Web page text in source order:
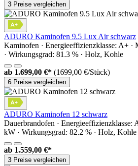
3 Preise vergleichen
ADURO Kaminofen 9.5 Lux Air schwarz
Kaminofen · Energieeffizienzklasse: A+
· Wirkungsgrad: 81.3 % · Holz, Kohle
ab 1.699,00 €* (1699,00 €/Stück)
6 Preise vergleichen
ADURO Kaminofen 12 schwarz
Dauerbrandofen · Energieeffizienzklasse:
kW · Wirkungsgrad: 82.2 % · Holz, Kohle
ab 1.559,00 €*
3 Preise vergleichen